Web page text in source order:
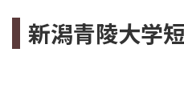
新潟青陵大学